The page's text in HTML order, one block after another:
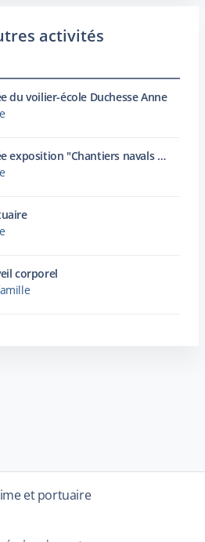
activités
du voilier-école Duchesse Anne
Visite guidée exposition "Chantiers navals : archives photographiques d’une histoire industrielle dunkerquoise"
corporel